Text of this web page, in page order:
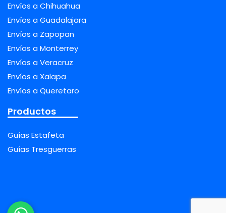
Envíos a Chihuahua
Envíos a Guadalajara
Envíos a Zapopan
Envíos a Monterrey
Envíos a Veracruz
Envíos a Xalapa
Envíos a Queretaro
Productos
Guías Estafeta
Guías Tresguerras